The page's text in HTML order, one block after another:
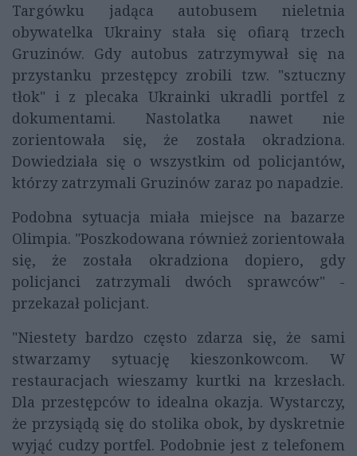
Targówku jadąca autobusem nieletnia
obywatelka Ukrainy stała się ofiarą trzech
Gruzinów. Gdy autobus zatrzymywał się na
przystanku przestępcy zrobili tzw. "sztuczny
tłok" i z plecaka Ukrainki ukradli portfel z
dokumentami. Nastolatka nawet nie
zorientowała się, że została okradziona.
Dowiedziała się o wszystkim od policjantów,
którzy zatrzymali Gruzinów zaraz po napadzie.
Podobna sytuacja miała miejsce na bazarze
Olimpia. "Poszkodowana również zorientowała
się, że została okradziona dopiero, gdy
policjanci zatrzymali dwóch sprawców" -
przekazał policjant.
"Niestety bardzo często zdarza się, że sami
stwarzamy sytuację kieszonkowcom. W
restauracjach wieszamy kurtki na krzesłach.
Dla przestępców to idealna okazja. Wystarczy,
że przysiądą się do stolika obok, by dyskretnie
wyjąć cudzy portfel. Podobnie jest z telefonem